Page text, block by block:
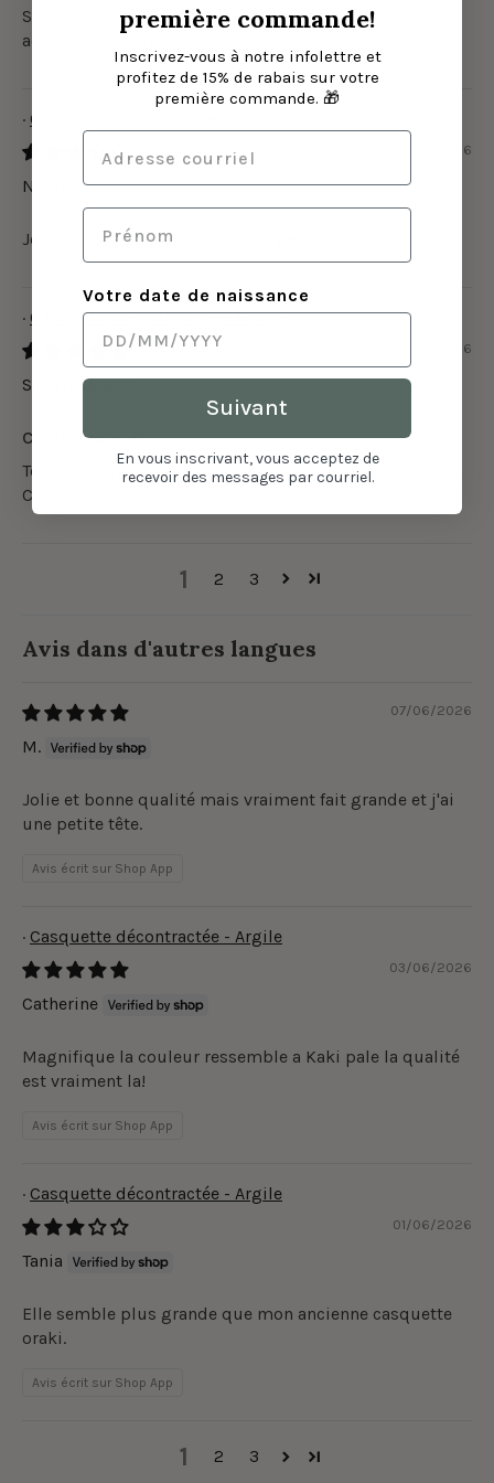
Super belle, fait bien et j'adore la couleur!! Je vais
acheter en d'autres couleurs!
Casquette décontractée - Argile
26/07/2026
Nicole
Je trouve que la couleur tire un peu sur du kaki
Casquette décontractée - Rouge
11/07/2026
Sandra Hebert
Confortable ☀️
Tellement un beau rouge. Très contente de cette achat .
Conception de qualité.
1 2 3
Avis dans d'autres langues
07/06/2026
M.
Jolie et bonne qualité mais vraiment fait grande et j'ai
une petite tête.
Avis écrit sur Shop App
Casquette décontractée - Argile
03/06/2026
Catherine
Magnifique la couleur ressemble a Kaki pale la qualité
est vraiment la!
Avis écrit sur Shop App
Casquette décontractée - Argile
01/06/2026
Tania
Elle semble plus grande que mon ancienne casquette
oraki.
Avis écrit sur Shop App
1 2 3
première commande!
Inscrivez-vous à notre infolettre et
profitez de 15% de rabais sur votre
première commande. 🎁
Votre date de naissance
Suivant
En vous inscrivant, vous acceptez de
recevoir des messages par courriel.